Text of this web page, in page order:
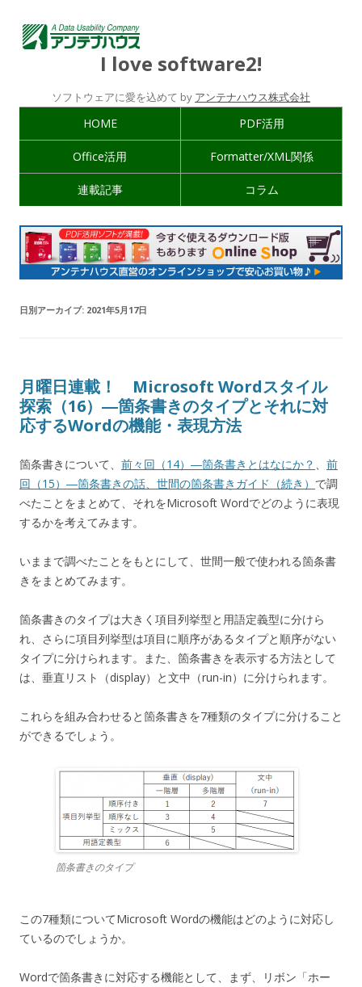
I love software2!
ソフトウェアに愛を込めて by アンテナハウス株式会社
HOME PDF活用
Office活用 Formatter/XML関係
連載記事 コラム
日別アーカイブ: 2021年5月17日
月曜日連載！ Microsoft Wordスタイル
探索（16）―箇条書きのタイプとそれに対
応するWordの機能・表現方法
箇条書きについて、 前々回（14）―箇条書きとはなにか？
前
回（15）―箇条書きの話、世間の箇条書きガイド（続き） で調
べたことをまとめて、それをMicrosoft Wordでどのように表現
するかを考えてみます。
いままで調べたことをもとにして、世間一般で使われる箇条書
きをまとめてみます。
箇条書きのタイプは大きく項目列挙型と用語定義型に分けら
れ、さらに項目列挙型は項目に順序があるタイプと順序がない
タイプに分けられます。また、箇条書きを表示する方法として
は、垂直リスト（display）と文中（run-in）に分けられます。
これらを組み合わせると箇条書きを7種類のタイプに分けること
ができるでしょう。
箇条書きのタイプ
この7種類についてMicrosoft Wordの機能はどのように対応し
ているのでしょうか。
Wordで箇条書きに対応する機能として、まず、リボン「ホー